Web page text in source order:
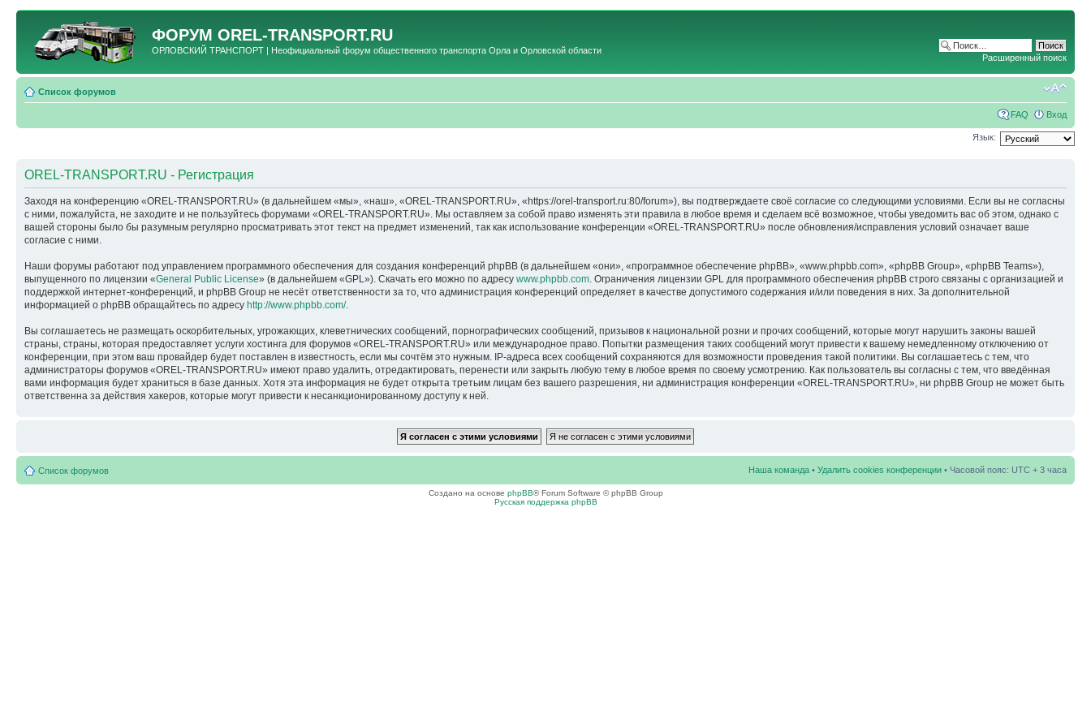
ФОРУМ OREL-TRANSPORT.RU
ОРЛОВСКИЙ ТРАНСПОРТ | Неофициальный форум общественного транспорта Орла и Орловской области
Расширенный поиск
Список форумов
FAQ Вход
Язык:
OREL-TRANSPORT.RU - Регистрация
Заходя на конференцию «OREL-TRANSPORT.RU» (в дальнейшем «мы», «наш», «OREL-TRANSPORT.RU», «https://orel-transport.ru:80/forum»), вы подтверждаете своё согласие со следующими условиями. Если вы не согласны
с ними, пожалуйста, не заходите и не пользуйтесь форумами «OREL-TRANSPORT.RU». Мы оставляем за собой право изменять эти правила в любое время и сделаем всё возможное, чтобы уведомить вас об этом, однако с
вашей стороны было бы разумным регулярно просматривать этот текст на предмет изменений, так как использование конференции «OREL-TRANSPORT.RU» после обновления/исправления условий означает ваше
согласие с ними.
Наши форумы работают под управлением программного обеспечения для создания конференций phpBB (в дальнейшем «они», «программное обеспечение phpBB», «www.phpbb.com», «phpBB Group», «phpBB Teams»),
выпущенного по лицензии «General Public License» (в дальнейшем «GPL»). Скачать его можно по адресу www.phpbb.com. Ограничения лицензии GPL для программного обеспечения phpBB строго связаны с организацией и
поддержкой интернет-конференций, и phpBB Group не несёт ответственности за то, что администрация конференций определяет в качестве допустимого содержания и/или поведения в них. За дополнительной
информацией о phpBB обращайтесь по адресу http://www.phpbb.com/.
Вы соглашаетесь не размещать оскорбительных, угрожающих, клеветнических сообщений, порнографических сообщений, призывов к национальной розни и прочих сообщений, которые могут нарушить законы вашей
страны, страны, которая предоставляет услуги хостинга для форумов «OREL-TRANSPORT.RU» или международное право. Попытки размещения таких сообщений могут привести к вашему немедленному отключению от
конференции, при этом ваш провайдер будет поставлен в известность, если мы сочтём это нужным. IP-адреса всех сообщений сохраняются для возможности проведения такой политики. Вы соглашаетесь с тем, что
администраторы форумов «OREL-TRANSPORT.RU» имеют право удалить, отредактировать, перенести или закрыть любую тему в любое время по своему усмотрению. Как пользователь вы согласны с тем, что введённая
вами информация будет храниться в базе данных. Хотя эта информация не будет открыта третьим лицам без вашего разрешения, ни администрация конференции «OREL-TRANSPORT.RU», ни phpBB Group не может быть
ответственна за действия хакеров, которые могут привести к несанкционированному доступу к ней.
Список форумов Наша команда • Удалить cookies конференции • Часовой пояс: UTC + 3 часа
Создано на основе phpBB® Forum Software © phpBB Group
Русская поддержка phpBB